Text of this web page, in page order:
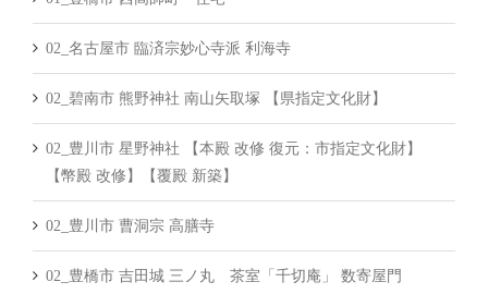
02_名古屋市 臨済宗妙心寺派 利海寺
02_碧南市 熊野神社 南山矢取塚 【県指定文化財】
02_豊川市 星野神社 【本殿 改修 復元：市指定文化財】
【幣殿 改修】【覆殿 新築】
02_豊川市 曹洞宗 高膳寺
02_豊橋市 吉田城 三ノ丸 茶室「千切庵」 数寄屋門